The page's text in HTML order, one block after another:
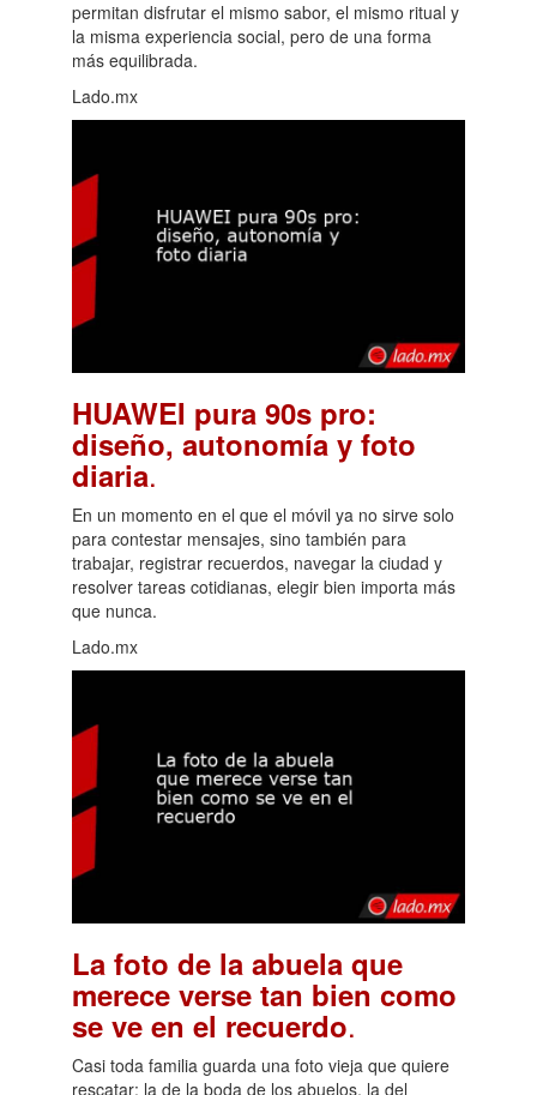
permitan disfrutar el mismo sabor, el mismo ritual y
la misma experiencia social, pero de una forma
más equilibrada.
Lado.mx
HUAWEI pura 90s pro:
diseño, autonomía y foto
diaria.
En un momento en el que el móvil ya no sirve solo
para contestar mensajes, sino también para
trabajar, registrar recuerdos, navegar la ciudad y
resolver tareas cotidianas, elegir bien importa más
que nunca.
Lado.mx
La foto de la abuela que
merece verse tan bien como
se ve en el recuerdo.
Casi toda familia guarda una foto vieja que quiere
rescatar: la de la boda de los abuelos, la del